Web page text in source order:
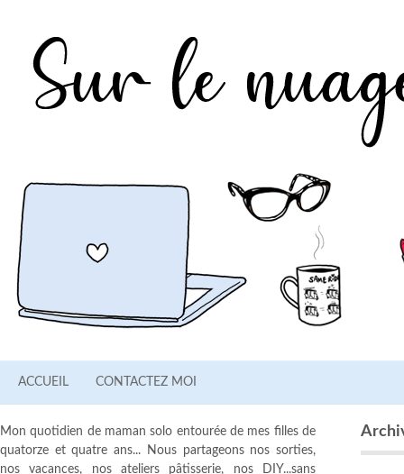
ACCUEIL CONTACTEZ MOI
Mon quotidien de maman solo entourée de mes filles de
quatorze et quatre ans... Nous partageons nos sorties,
nos vacances, nos ateliers pâtisserie, nos DIY...sans